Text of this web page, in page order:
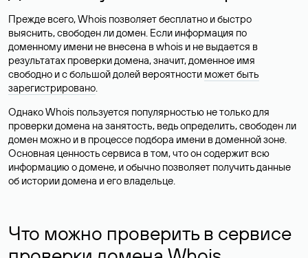
Прежде всего, Whois позволяет бесплатно и быстро
выяснить, свободен ли домен. Если информация по
доменному имени не внесена в whois и не выдается в
результатах проверки домена, значит, доменное имя
свободно и с большой долей вероятности может быть
зарегистрировано.
Однако Whois пользуется популярностью не только для
проверки домена на занятость, ведь определить, свободен ли
домен можно и в процессе подбора имени в доменной зоне.
Основная ценность сервиса в том, что он содержит всю
информацию о домене, и обычно позволяет получить данные
об истории домена и его владельце.
Что можно проверить в сервисе